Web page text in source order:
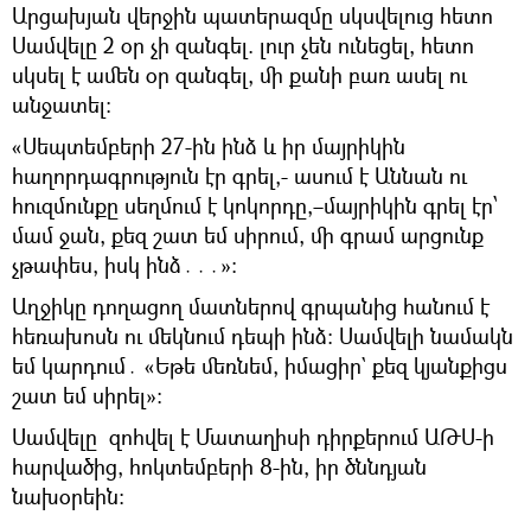
Արցախյան վերջին պատերազմը սկսվելուց հետո
Սամվելը 2 օր չի զանգել. լուր չեն ունեցել, հետո
սկսել է ամեն օր զանգել, մի քանի բառ ասել ու
անջատել։
«Սեպտեմբերի 27-ին ինձ և իր մայրիկին
հաղորդագրություն էր գրել,- ասում է Աննան ու
հուզմունքը սեղմում է կոկորդը,–մայրիկին գրել էր՝
մամ ջան, քեզ շատ եմ սիրում, մի գրամ արցունք
չթափես, իսկ ինձ․․․»։
Աղջիկը դողացող մատներով գրպանից հանում է
հեռախոսն ու մեկնում դեպի ինձ։ Սամվելի նամակն
եմ կարդում․ «Եթե մեռնեմ, իմացիր` քեզ կյանքիցս
շատ եմ սիրել»։
Սամվելը զոհվել է Մատաղիսի դիրքերում ԱԹՍ-ի
հարվածից, հոկտեմբերի 8-ին, իր ծննդյան
նախօրեին։